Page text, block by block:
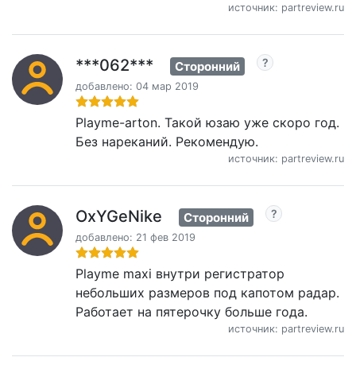
источник: partreview.ru
***062*** Сторонний
добавлено: 04 мар 2019
Playme-arton. Такой юзаю уже скоро год.
Без нареканий. Рекомендую.
источник: partreview.ru
OxYGeNike Сторонний
добавлено: 21 фев 2019
Playme maxi внутри регистратор
небольших размеров под капотом радар.
Работает на пятерочку больше года.
источник: partreview.ru